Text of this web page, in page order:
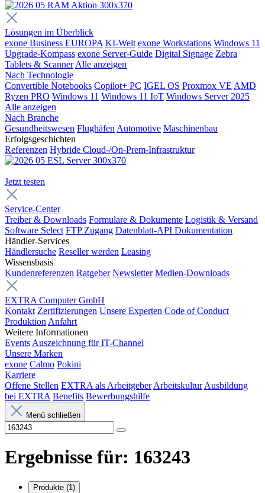
Lösungen im Überblick
exone Business EUROPA KI-Welt exone Workstations Windows 11
Upgrade-Kompass exone Server-Guide Digital Signage Zebra
Tablets & Scanner Alle anzeigen
Nach Technologie
Convertible Notebooks Copilot+ PC IGEL OS Proxmox VE AMD
Ryzen PRO Windows 11 Windows 11 IoT Windows Server 2025
Alle anzeigen
Nach Branche
Gesundheitswesen Flughäfen Automotive Maschinenbau
Erfolgsgeschichten
Referenzen Hybride Cloud-/On-Prem-Infrastruktur
Jetzt testen
Service-Center
Treiber & Downloads Formulare & Dokumente Logistik & Versand
Software Select FTP Zugang Datenblatt-API Dokumentation
Händler-Services
Händlersuche Reseller werden Leasing
Wissensbasis
Kundenreferenzen Ratgeber Newsletter Medien-Downloads
EXTRA Computer GmbH
Kontakt Zertifizierungen Unsere Experten Code of Conduct
Produktion Anfahrt
Weitere Informationen
Events Auszeichnung für IT-Channel
Unsere Marken
exone Calmo Pokini
Karriere
Offene Stellen EXTRA als Arbeitgeber Arbeitskultur Ausbildung
bei EXTRA Benefits Bewerbungshilfe
Menü schließen
Ergebnisse für: 163243
Produkte (1)